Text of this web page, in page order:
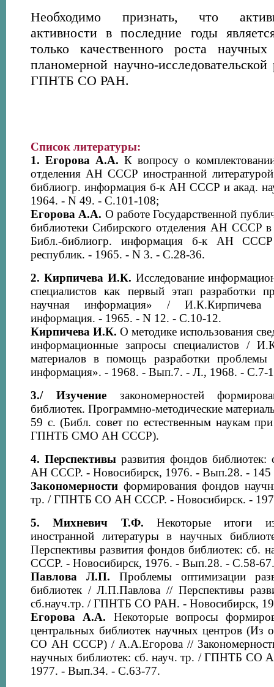
Необходимо признать, что
активности в последние годы
только качественного роста
планомерной научно-
ГПНТБ СО РАН.
Список литературы:
1. Егорова А.А. К вопросу о
отделения АН СССР иностранной
библиогр. информация б-к АН СССР и акад.
1964. - N 49. - С.101-108;
Егорова А.А. О работе Государственной
библиотеки Сибирского отделения АН СССР
Библ.-библиогр. информация б-к АН
республик. - 1965. - N 3. - С.28-36.
2. Кирпичева И.К. Исследование
специалистов как первый этап разработки
научная информация» / И.К.Кирпичева
информация. - 1965. - N 12. - С.10-12.
Кирпичева И.К. О методике использования
информационные запросы специалистов /
материалов в помощь разработки проблемы
информация». - 1968. - Вып.7. - Л., 1968. - С.7-
3./
Изучениезакономерностей
библиотек. Программно-методические
59 с. (Библ. совет по естественным наукам
ГПНТБ СМО АН СССР).
4. Перспективы развития фондов
АН СССР. - Новосибирск, 1976. - Вып.28. - 145
Закономерности формирования фондов
тр. / ГПНТБ СО АН СССР. - Новосибирск. -
5.
Михневич Т.Ф.Некоторые итоги
иностранной литературы в научных
Перспективы развития фондов библиотек:
СССР. - Новосибирск, 1976. - Вып.28. - С.58-67.
Павлова Л.П. Проблемы оптимизации
библиотек / Л.П.Павлова // Перспективы
сб.науч.тр. / ГПНТБ СО РАН. - Новосибирск,
Егорова А.А. Некоторые вопросы
центральных библиотек научных центров
СО АН СССР) / А.А.Егорова //
научных библиотек: сб. науч. тр. / ГПНТБ СО
1977. - Вып.34. - С.63-77.